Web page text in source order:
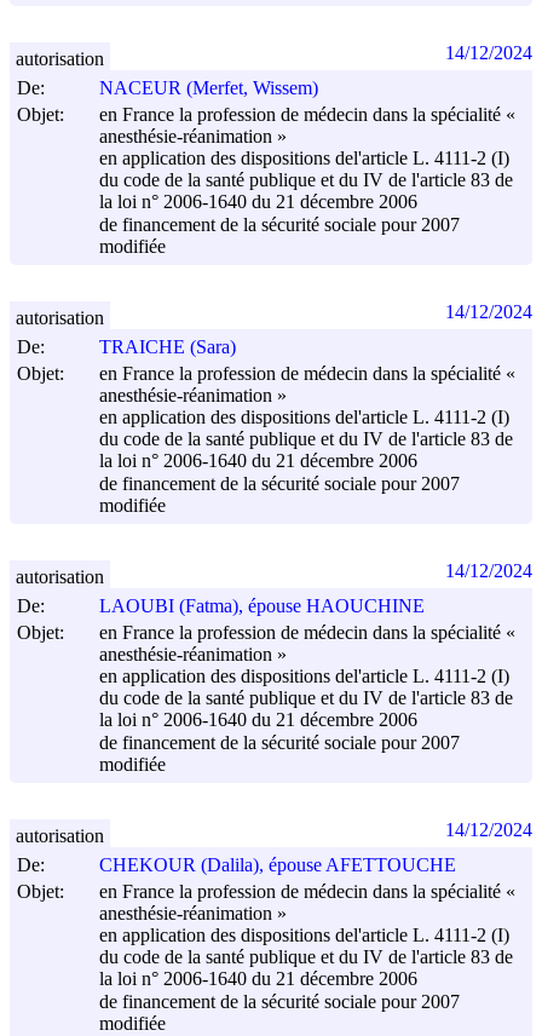
De:
NACEUR (Merfet, Wissem)
Objet:
en France la profession de médecin dans la spécialité «
anesthésie-réanimation »
en application des dispositions del'article L. 4111-2 (I)
du code de la santé publique et du IV de l'article 83 de
la loi n° 2006-1640 du 21 décembre 2006
de financement de la sécurité sociale pour 2007
modifiée
autorisation 14/12/2024
De:
TRAICHE (Sara)
Objet:
en France la profession de médecin dans la spécialité «
anesthésie-réanimation »
en application des dispositions del'article L. 4111-2 (I)
du code de la santé publique et du IV de l'article 83 de
la loi n° 2006-1640 du 21 décembre 2006
de financement de la sécurité sociale pour 2007
modifiée
autorisation 14/12/2024
De:
LAOUBI (Fatma), épouse HAOUCHINE
Objet:
en France la profession de médecin dans la spécialité «
anesthésie-réanimation »
en application des dispositions del'article L. 4111-2 (I)
du code de la santé publique et du IV de l'article 83 de
la loi n° 2006-1640 du 21 décembre 2006
de financement de la sécurité sociale pour 2007
modifiée
autorisation 14/12/2024
De:
CHEKOUR (Dalila), épouse AFETTOUCHE
Objet:
en France la profession de médecin dans la spécialité «
anesthésie-réanimation »
en application des dispositions del'article L. 4111-2 (I)
du code de la santé publique et du IV de l'article 83 de
la loi n° 2006-1640 du 21 décembre 2006
de financement de la sécurité sociale pour 2007
modifiée
autorisation 14/12/2024